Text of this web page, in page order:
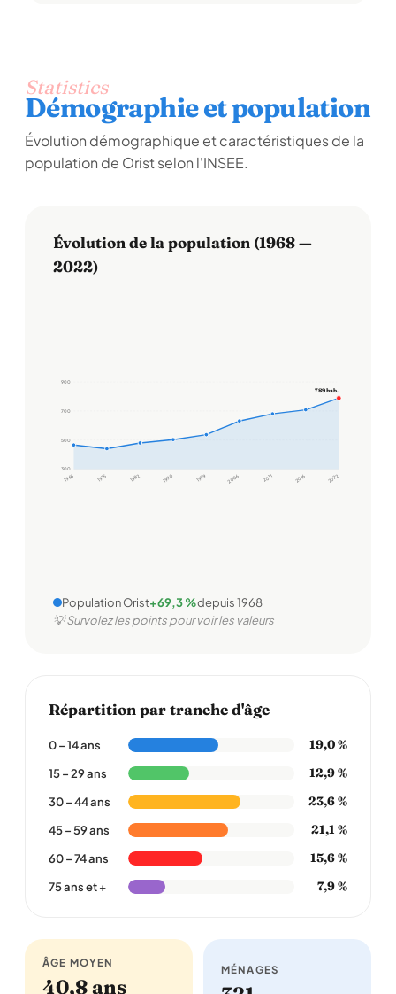
Statistics
Démographie et population
Évolution démographique et caractéristiques de la
population de Orist selon l'INSEE.
Évolution de la population (1968 —
2022)
300
500
700
900
1968 1975 1982 1990 1999 2006 2011 2016 2022
789 hab.
Population Orist+69,3 %depuis 1968
💡 Survolez les points pour voir les valeurs
Répartition par tranche d'âge
0 – 14 ans 19,0 %
15 – 29 ans 12,9 %
30 – 44 ans 23,6 %
45 – 59 ans 21,1 %
60 – 74 ans 15,6 %
75 ans et + 7,9 %
ÂGE MOYEN
40,8 ans
MÉNAGES